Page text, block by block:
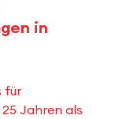
in
für
Jahren als